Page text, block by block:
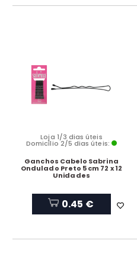
Loja 1/3 dias úteis
Domicílio 2/5 dias úteis:
Ganchos Cabelo Sabrina
Ondulado Preto 5 cm 72 x 12
Unidades
0.45 €